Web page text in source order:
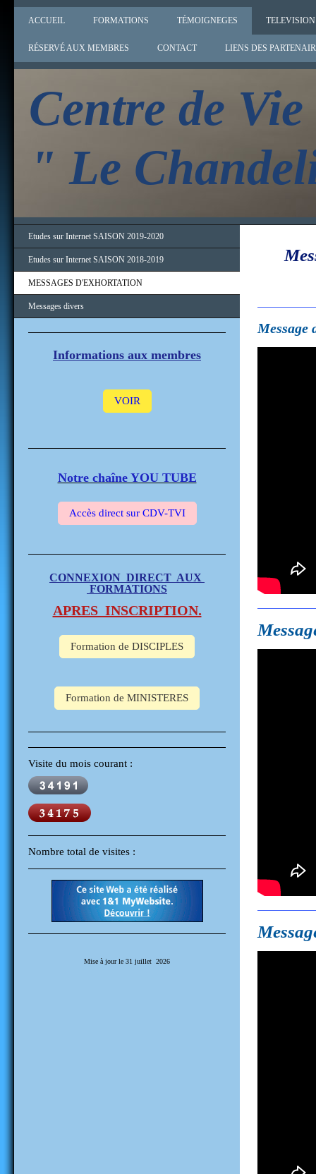
ACCUEIL FORMATIONS TÉMOIGNEGES
RÉSERVÉ AUX MEMBRES CONTACT LIENS DES
Centre de Vie
" Le
Etudes sur Internet SAISON 2019-2020
Etudes sur Internet SAISON 2018-2019
MESSAGES D'EXHORTATION
Messages divers
Informations aux membres
VOIR
Notre chaîne YOU TUBE
Accès direct sur CDV-TVI
CONNEXION DIRECT AUX
FORMATIONS
APRES INSCRIPTION.
Formation de DISCIPLES
Formation de MINISTERES
Visite du mois courant :
Nombre total de visites :
Mise à jour le 31 juillet 2026